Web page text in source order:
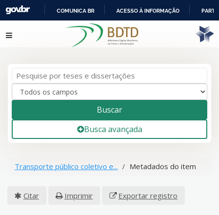
IR
PARA
COMUNICA BR ACESSO À INFORMAÇÃO
Pular para o conteúdo
Buscar
Busca avançada
Transporte público coletivo e... Metadados do item
Citar Imprimir Exportar registro